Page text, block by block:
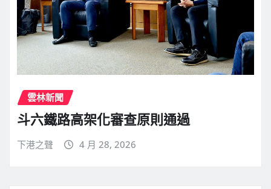
雲林新聞
斗六鐵路高架化審查原則通過
下港之聲 4 月 28, 2026